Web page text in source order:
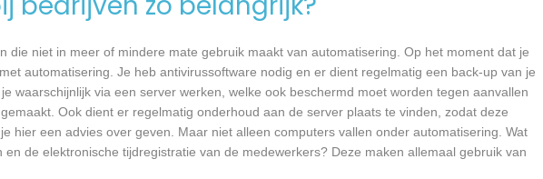
niet in meer of mindere mate gebruik maakt van automatisering. Op het moment dat je
automatisering. Je heb antivirussoftware nodig en er dient regelmatig een back-up van je
waarschijnlijk via een server werken, welke ook beschermd moet worden tegen aanvallen
Ook dient er regelmatig onderhoud aan de server plaats te vinden, zodat deze
hier een advies over geven. Maar niet alleen computers vallen onder automatisering. Wat
de elektronische tijdregistratie van de medewerkers? Deze maken allemaal gebruik van